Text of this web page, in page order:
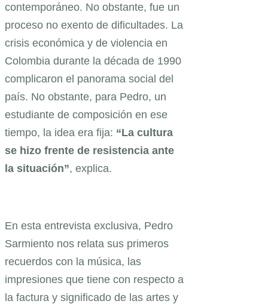
contemporáneo. No obstante, fue un
proceso no exento de dificultades. La
crisis económica y de violencia en
Colombia durante la década de 1990
complicaron el panorama social del
país. No obstante, para Pedro, un
estudiante de composición en ese
tiempo, la idea era fija: “La cultura
se hizo frente de resistencia ante
la situación”, explica.
En esta entrevista exclusiva, Pedro
Sarmiento nos relata sus primeros
recuerdos con la música, las
impresiones que tiene con respecto a
la factura y significado de las artes y